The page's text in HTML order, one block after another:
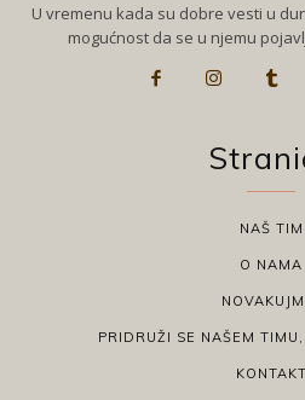
U vremenu kada su dobre vesti u
mogućnost da se u njemu
NAŠ TIM
O NAMA
PRIDRUŽI SE NAŠEM
KONTAKT